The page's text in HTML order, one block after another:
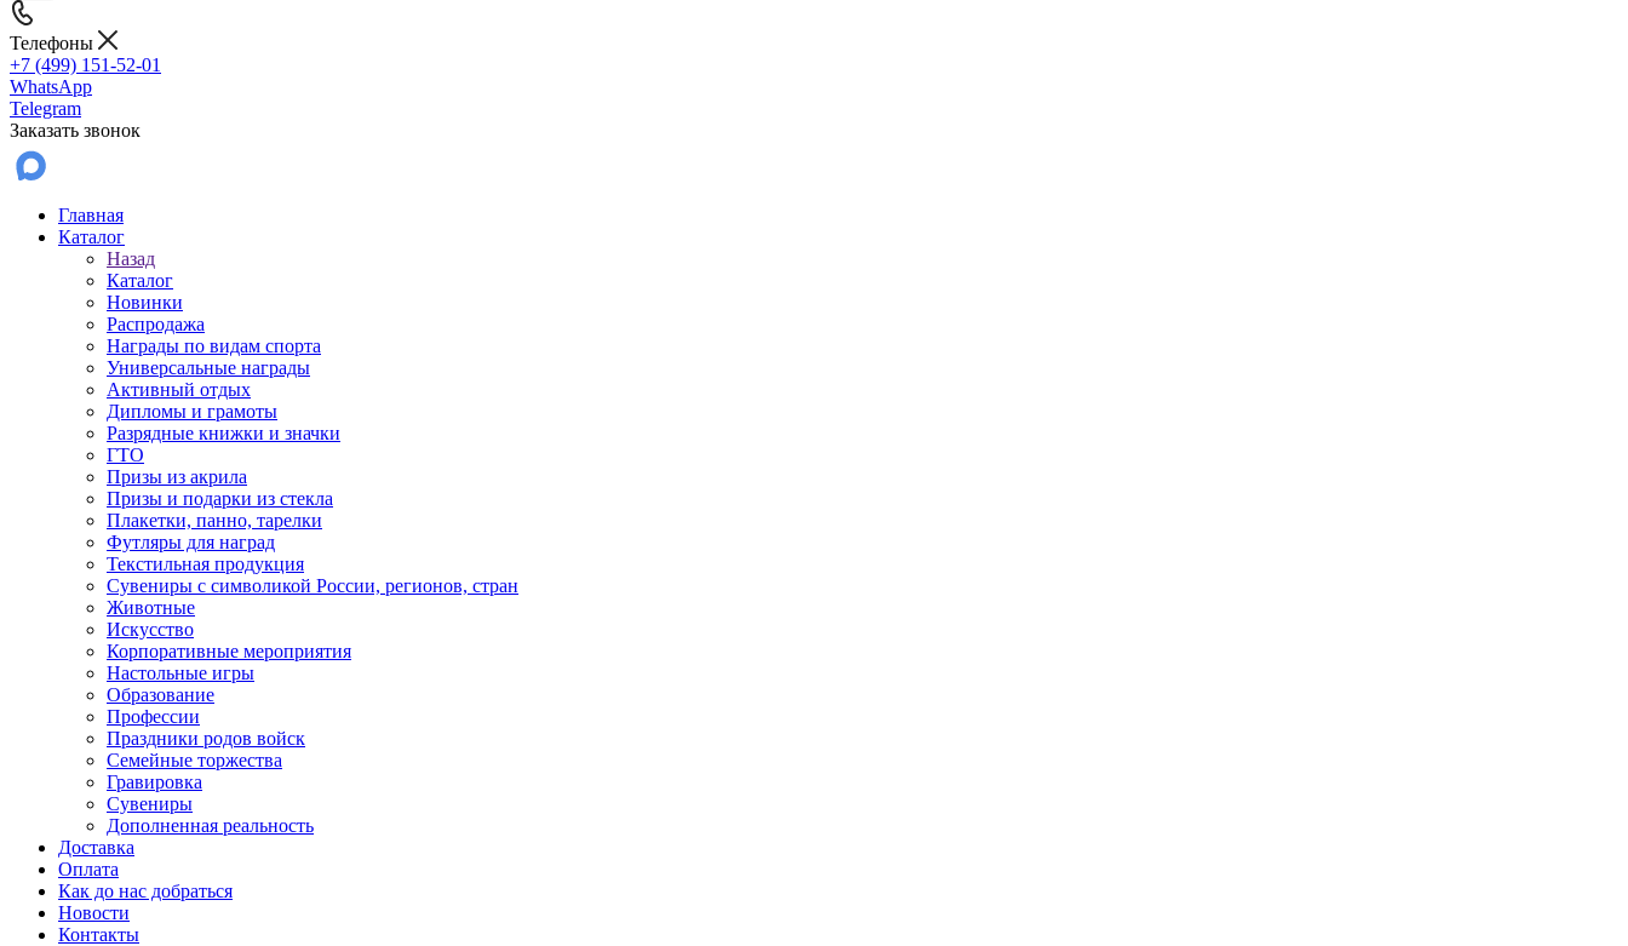
Телефоны
+7 (499) 151-52-01
WhatsApp
Telegram
Заказать звонок
Главная
Каталог
Назад
Каталог
Новинки
Распродажа
Награды по видам спорта
Универсальные награды
Активный отдых
Дипломы и грамоты
Разрядные книжки и значки
ГТО
Призы из акрила
Призы и подарки из стекла
Плакетки, панно, тарелки
Футляры для наград
Текстильная продукция
Сувениры с символикой России, регионов, стран
Животные
Искусство
Корпоративные мероприятия
Настольные игры
Образование
Профессии
Праздники родов войск
Семейные торжества
Гравировка
Сувениры
Дополненная реальность
Доставка
Оплата
Как до нас добраться
Новости
Контакты